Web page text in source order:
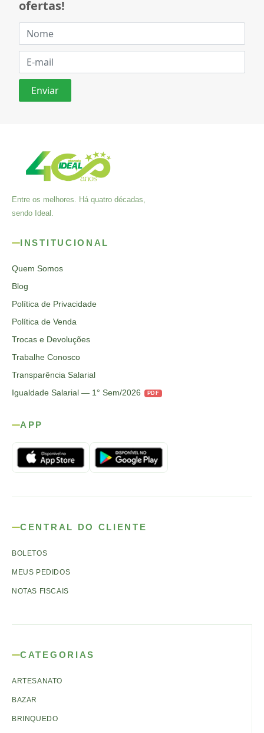
ofertas!
Entre os melhores. Há quatro décadas,
sendo Ideal.
INSTITUCIONAL
Quem Somos
Blog
Política de Privacidade
Política de Venda
Trocas e Devoluções
Trabalhe Conosco
Transparência Salarial
Igualdade Salarial — 1° Sem/2026
PDF
APP
CENTRAL DO CLIENTE
BOLETOS
MEUS PEDIDOS
NOTAS FISCAIS
CATEGORIAS
ARTESANATO
BAZAR
BRINQUEDO